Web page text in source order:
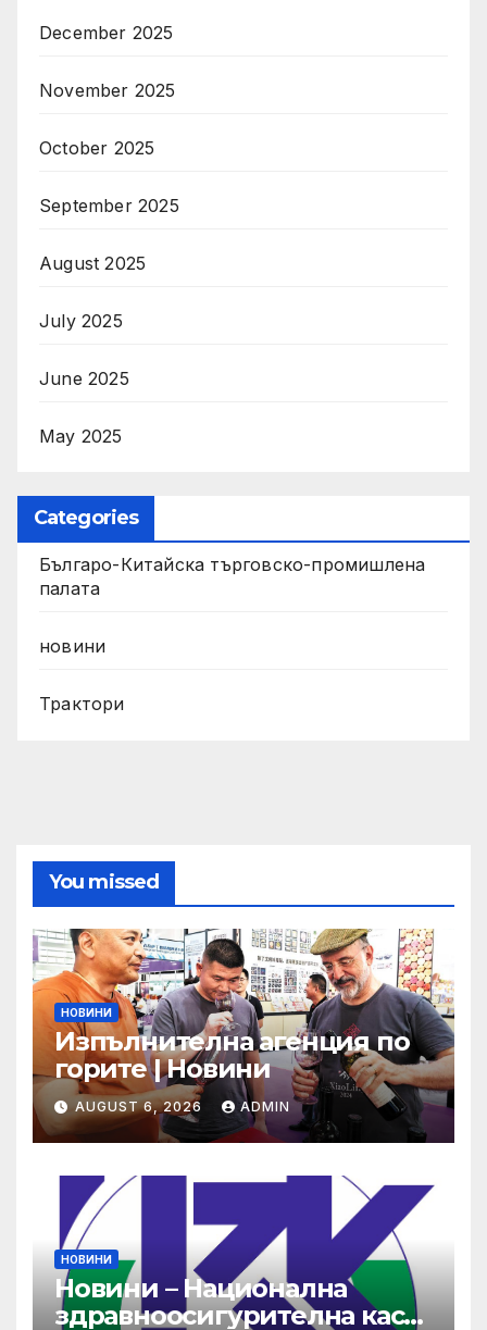
December 2025
November 2025
October 2025
September 2025
August 2025
July 2025
June 2025
May 2025
Categories
Българо-Китайска търговско-промишлена
палата
новини
Трактори
You missed
НОВИНИ
Изпълнителна агенция по
горите | Новини
AUGUST 6, 2026 ADMIN
НОВИНИ
Новини – Национална
здравноосигурителна каса